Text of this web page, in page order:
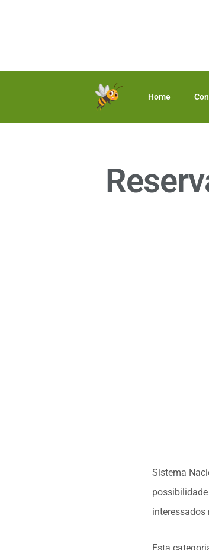
Home
Sistema
interessados